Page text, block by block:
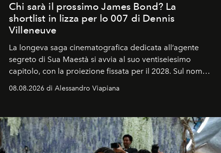
Chi sarà il prossimo James Bond? La
shortlist in lizza per lo 007 di Dennis
Villeneuve
La longeva saga cinematografica dedicata all’agente
segreto di Sua Maestà si avvia al suo ventiseiesimo
capitolo, con la proiezione fissata per il 2028. Sul nome
dell’attore chiamato a raccogliere l’eredità di Daniel
Craig, però, regna ancora il più assoluto riserbo.
08.08.2026 di Alessandro Viapiana